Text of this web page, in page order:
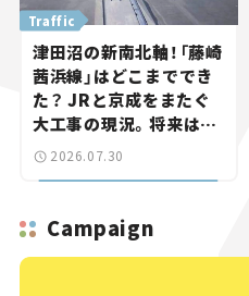
Traffic
津田沼の新南北軸！「藤崎
茜浜線」はどこまででき
た？ JRと京成をまたぐ
大工事の現況。将来は
「習志野～鎌ケ谷」を最短
2026.07.30
Campaign